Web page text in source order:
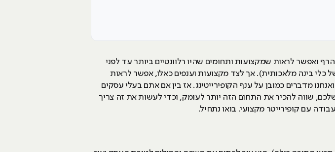
ואפשר לראות שמקצועות ותחומים שהיו רלוונטיים ביותר עד לפני
כלי בינה מלאכותית). אך לצד מקצועות וענפים כאלו, אפשר לראות
מדברים כמובן על ענף הקופירייטינג. אז בין אם אתם בעלי עסקים
שווה להכיר את התחום הזה יותר לעומק, וכדי לעשות את זה צריך
עם קופירייטר מקצועי. בואו נתחיל.